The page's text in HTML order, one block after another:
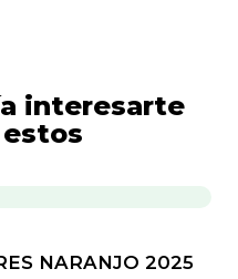
interesarte
NARANJO 2025